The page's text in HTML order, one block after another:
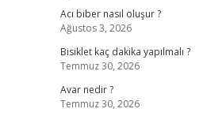
Acı biber nasıl oluşur ?
Ağustos 3, 2026
Bisiklet kaç dakika yapılmalı ?
Temmuz 30, 2026
Avar nedir ?
Temmuz 30, 2026